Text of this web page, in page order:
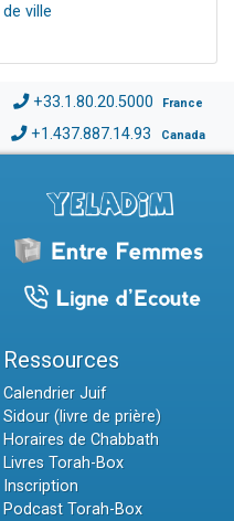
ville
+33.1.80.20.5000 France
+1.437.887.14.93 Canada
Ressources
Calendrier Juif
Sidour (livre de prière)
Horaires de Chabbath
Livres Torah-Box
Inscription
Podcast Torah-Box